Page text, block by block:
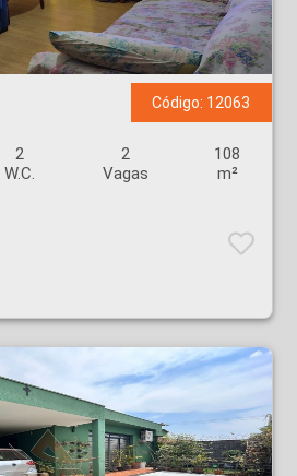
Código: 12063
2
W.C.
2
Vagas
108
m²